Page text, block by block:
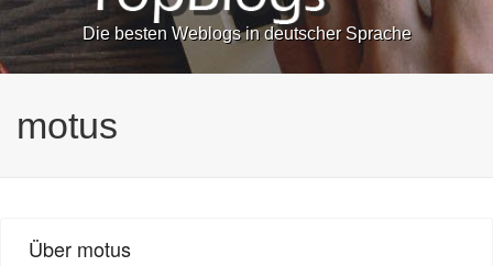
Die besten Weblogs in deutscher Sprache
motus
Über motus